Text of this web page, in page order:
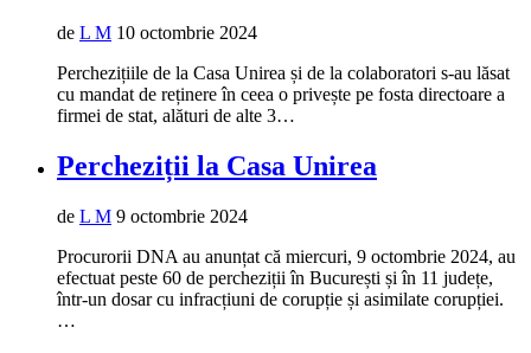
de L M 10 octombrie 2024
Perchezițiile de la Casa Unirea și de la colaboratori s-au lăsat
cu mandat de reținere în ceea o privește pe fosta directoare a
firmei de stat, alături de alte 3…
Percheziții la Casa Unirea
de L M 9 octombrie 2024
Procurorii DNA au anunțat că miercuri, 9 octombrie 2024, au
efectuat peste 60 de percheziții în București și în 11 județe,
într-un dosar cu infracțiuni de corupție și asimilate corupției.
…